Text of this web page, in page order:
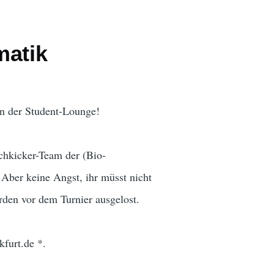
der Student-Lounge!
Team der (Bio-
keine Angst, ihr müsst nicht
vor dem Turnier ausgelost.
*.